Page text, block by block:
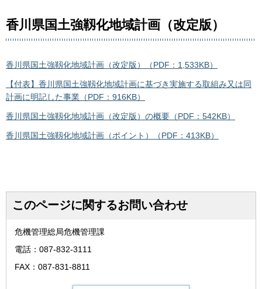
香川県国土強靱化地域計画（改定版）
香川県国土強靱化地域計画（改定版）（PDF：1,533KB）
【付表】香川県国土強靱化地域計画に基づき実施する取組み又は同
計画に明記した事業（PDF：916KB）
香川県国土強靱化地域計画（改定版）の概要（PDF：542KB）
香川県国土強靱化地域計画（ポイント）（PDF：413KB）
このページに関するお問い合わせ
危機管理総局危機管理課
電話：087-832-3111
FAX：087-831-8811